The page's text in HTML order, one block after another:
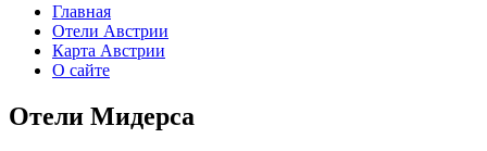
Главная
Отели Австрии
Карта Австрии
О сайте
Отели Мидерса